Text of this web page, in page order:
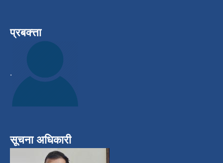
प्रबक्त्ता
.
सूचना अधिकारी